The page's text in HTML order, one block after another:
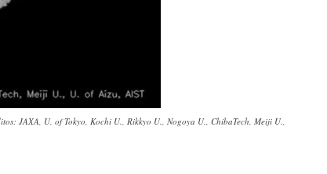
JAXA, U. of Tokyo, Kochi U., Rikkyo U., Nogoya U., ChibaTech, Meiji U.,